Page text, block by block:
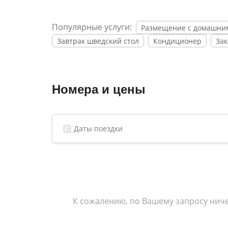
панораму старого Петербурга.
При отеле работает ресторан, где по
услуги прачечной и сеть wi-fi. Детям
Популярные услуги: Размещение с
Завтрак шведский стол
Кондиционер
Номера и цены
К сожалению, по Вашему запросу